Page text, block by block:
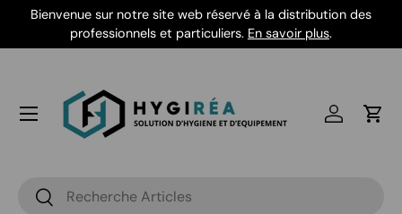
Aller au contenu
Bienvenue sur notre site web réservé à la distribution des
professionnels et particuliers. En savoir plus.
Recherche
Rechercher
Se